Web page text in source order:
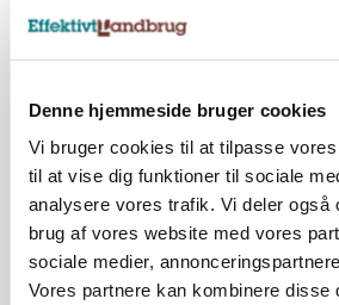
Denne hjemmeside bruger cookies
Vi bruger cookies til at tilpasse
til at vise dig funktioner til sociale
analysere vores trafik. Vi deler også
brug af vores website med vores
sociale medier,
Vores partnere kan kombinere disse
Kalvepasser til ejendom i
6392, Bolderslev
Leder til klimastald
Klimastald